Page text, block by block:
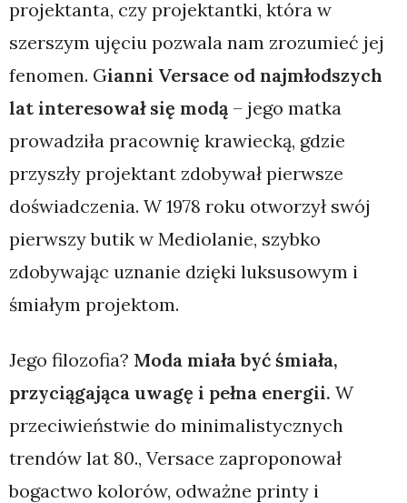
projektanta, czy projektantki, która w
szerszym ujęciu pozwala nam zrozumieć jej
fenomen. Gianni Versace od najmłodszych
lat interesował się modą – jego matka
prowadziła pracownię krawiecką, gdzie
przyszły projektant zdobywał pierwsze
doświadczenia. W 1978 roku otworzył swój
pierwszy butik w Mediolanie, szybko
zdobywając uznanie dzięki luksusowym i
śmiałym projektom.
Jego filozofia? Moda miała być śmiała,
przyciągająca uwagę i pełna energii. W
przeciwieństwie do minimalistycznych
trendów lat 80., Versace zaproponował
bogactwo kolorów, odważne printy i